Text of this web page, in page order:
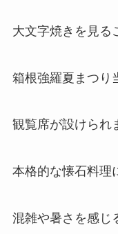
大文字焼きを見る
箱根強羅夏まつり
観覧席が設けられ
本格的な懐石料理
混雑や暑さを感じ